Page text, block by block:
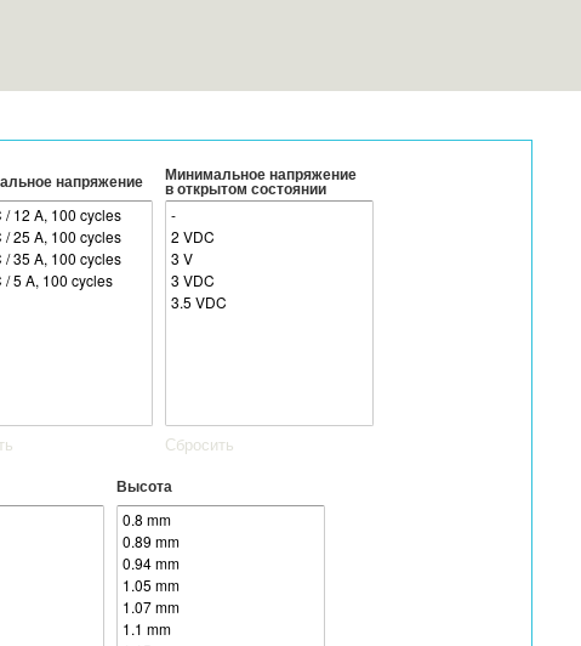
напряжение
Минимальное напряжение
в открытом состоянии
Сбросить
Высота